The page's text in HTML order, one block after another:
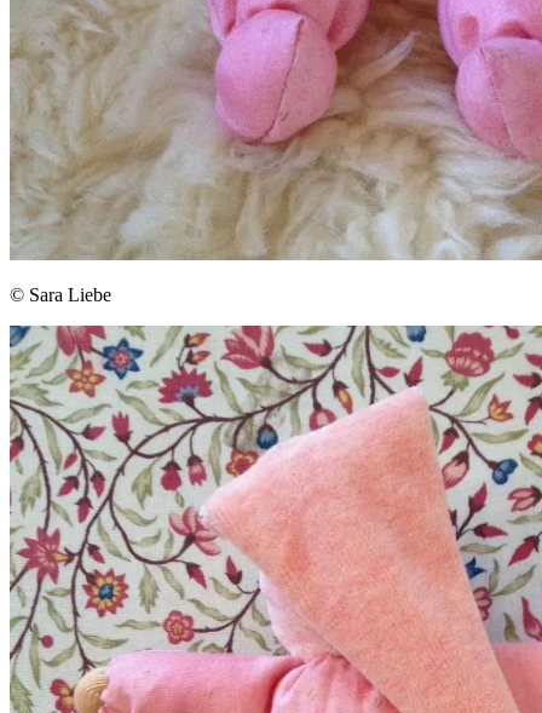
© Sara Liebe